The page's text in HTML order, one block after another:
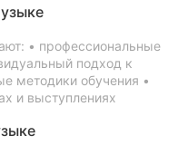
• профессиональные
подход к
методики обучения •
и ​​выступлениях